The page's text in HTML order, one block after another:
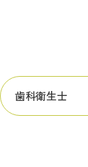
歯科衛生士